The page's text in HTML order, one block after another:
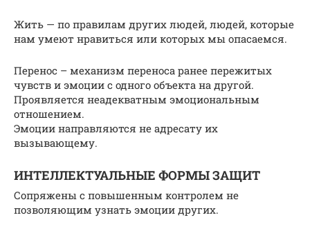
Жить — по правилам других людей, людей, которые
нам умеют нравиться или которых мы опасаемся.
Перенос – механизм переноса ранее пережитых
чувств и эмоции с одного объекта на другой.
Проявляется неадекватным эмоциональным
отношением.
Эмоции направляются не адресату их
вызывающему.
ИНТЕЛЛЕКТУАЛЬНЫЕ ФОРМЫ ЗАЩИТ
Сопряжены с повышенным контролем не
позволяющим узнать эмоции других.